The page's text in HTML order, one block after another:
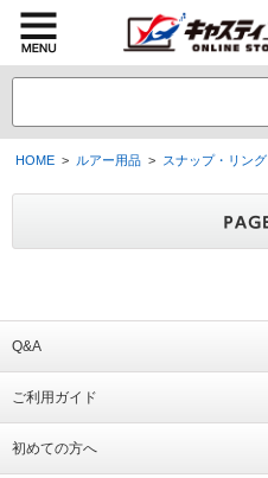
HOME > ルアー用品 > スナップ・リング
Q&A
ご利用ガイド
初めての方へ